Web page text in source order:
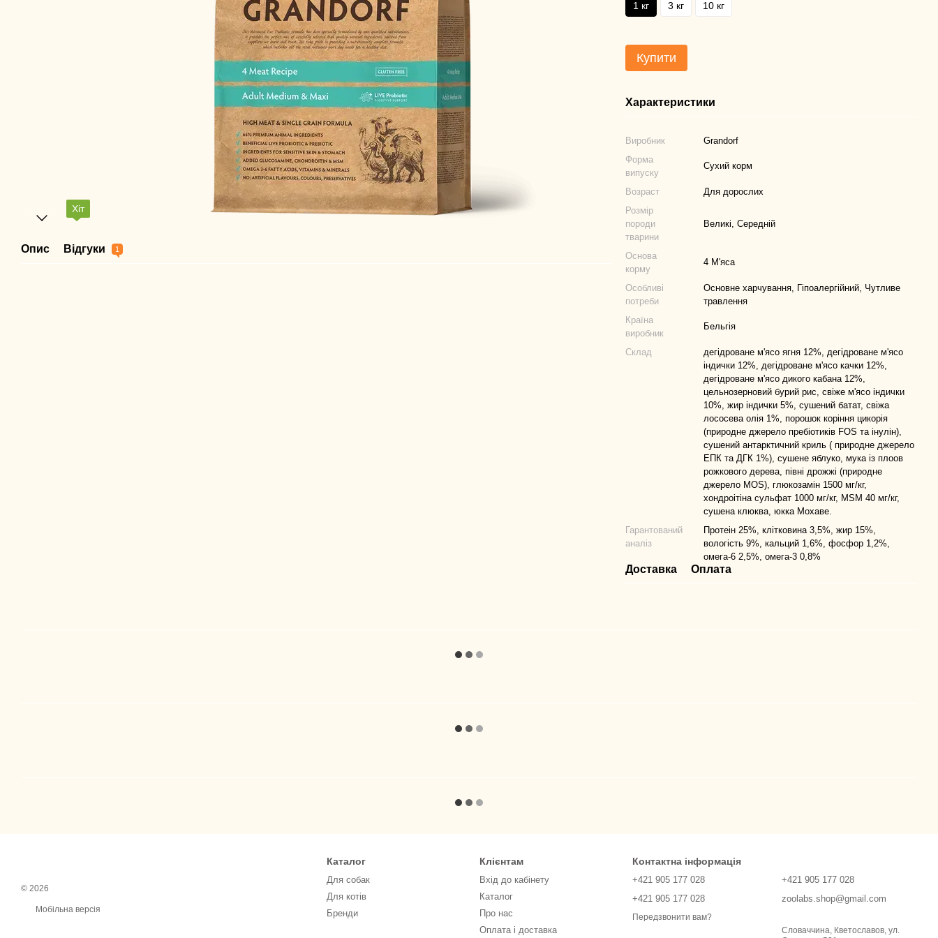
Хіт
Опис Відгуки 1
1 кг 3 кг 10 кг
Купити
Характеристики
Виробник
Grandorf
Форма
випуску
Сухий корм
Возраст
Для дорослих
Розмір
породи
тварини
Великі, Середній
Основа
корму
4 М'яса
Особливі
потреби
Основне харчування, Гіпоалергійний, Чутливе
травлення
Країна
виробник
Бельгія
Склад
дегідроване м'ясо ягня 12%, дегідроване м'ясо
індички 12%, дегідроване м'ясо качки 12%,
дегідроване м'ясо дикого кабана 12%,
цельнозерновий бурий рис, свіже м'ясо індички
10%, жир індички 5%, сушений батат, свіжа
лососева олія 1%, порошок коріння цикорія
(природне джерело пребіотиків FOS та інулін),
сушений антарктичний криль ( природне джерело
ЕПК та ДГК 1%), сушене яблуко, мука із плоов
рожкового дерева, півні дрожжі (природне
джерело MOS), глюкозамін 1500 мг/кг,
хондроітіна сульфат 1000 мг/кг, MSM 40 мг/кг,
сушена клюква, юкка Мохаве.
Гарантований
аналіз
Протеін 25%, клітковина 3,5%, жир 15%,
вологість 9%, кальций 1,6%, фосфор 1,2%,
омега-6 2,5%, омега-3 0,8%
Доставка Оплата
© 2026
Мобільна версія
Каталог
Для собак
Для котів
Бренди
Клієнтам
Вхід до кабінету
Каталог
Про нас
Оплата і доставка
Контактна інформація
+421 905 177 028
+421 905 177 028
Передзвонити вам?
+421 905 177 028
zoolabs.shop@gmail.com
Словаччина, Кветославов, ул.